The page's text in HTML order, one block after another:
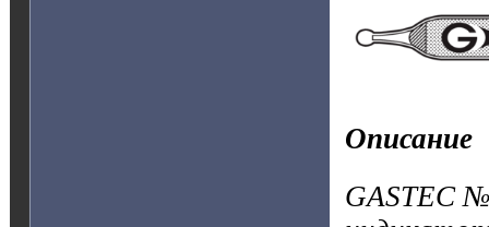
Описание
GASTEC